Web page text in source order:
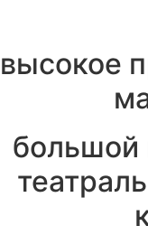
высокое
большой